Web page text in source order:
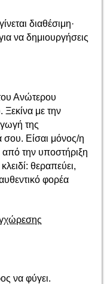
διαθέσιμη·
να δημιουργήσεις
Ανώτερου
Ξεκίνα με την
της
σου. Είσαι μόνος/η
την υποστήριξη
θεραπεύει,
φορέα
να φύγει.